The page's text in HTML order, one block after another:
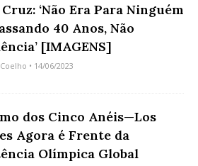
‘Não Era Para Ninguém
40 Anos, Não
[IMAGENS]
• 14/06/2023
dos Cinco Anéis—Los
Agora é Frente da
Olímpica Global